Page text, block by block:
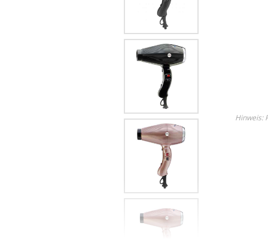
Ricambi tutti i modelli
Entdecken Sie alle
Hinweis: